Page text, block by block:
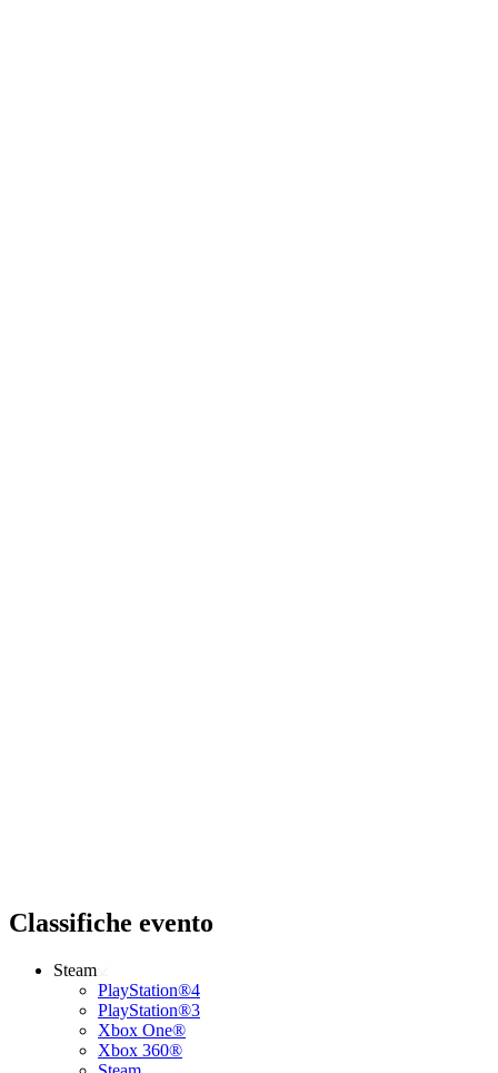
Classifiche evento
Steam
PlayStation®4
PlayStation®3
Xbox One®
Xbox 360®